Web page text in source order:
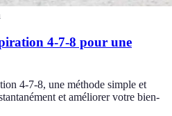
4-7-8 pour une
4-7-8, une méthode simple et
et améliorer votre bien-